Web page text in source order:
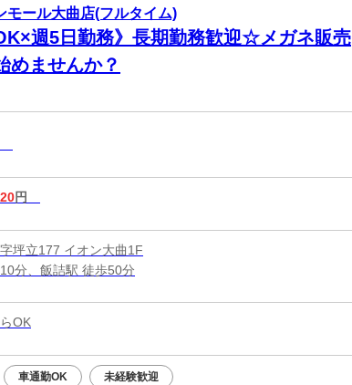
モール大曲店(フルタイム)
週5日勤務》長期勤務歓迎☆メガネ販売
めませんか？
円
坪立177 イオン大曲1F
分、飯詰駅 徒歩50分
OK
車通勤OK 未経験歓迎